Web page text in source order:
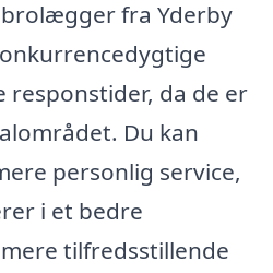
fra Yderby
da de er
Du kan
personlig service,
i et bedre
tilfredsstillende